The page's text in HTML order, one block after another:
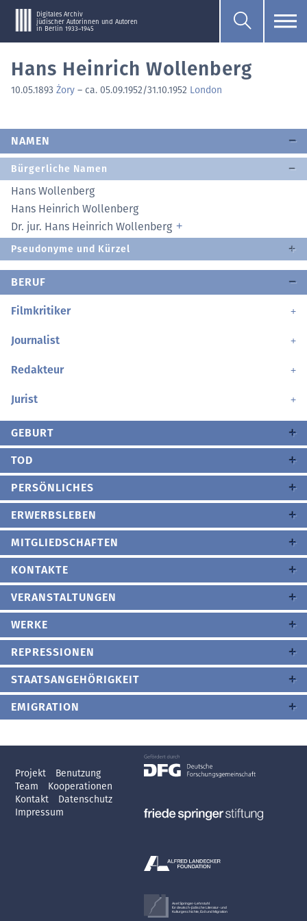
Digitales Archiv
jüdischer Autorinnen und Autoren
in Berlin 1933–1945
Hans Heinrich Wollenberg
10.05.1893 Żory – ca. 05.09.1952/31.10.1952 London
NAMEN
Bürgerliche Namen
Hans Wollenberg
Hans Heinrich Wollenberg
Dr. jur. Hans Heinrich Wollenberg
Pseudonyme und Kürzel
BERUF
Filmkritiker
Journalist
Redakteur
Jurist
GEBURT
TOD
PERSÖNLICHES
ERWERBSLEBEN
MITGLIEDSCHAFTEN
KONTAKTE
VERANSTALTUNGEN
WERKE
REPRESSIONEN
STAATSANGEHÖRIGKEIT
EMIGRATION
Projekt
Benutzung
Team
Kooperationen
Kontakt
Datenschutz
Impressum
Axel Springer-Lehrstuhl
für deutsch-jüdische Literatur- und
Kulturgeschichte, Exil und Migration